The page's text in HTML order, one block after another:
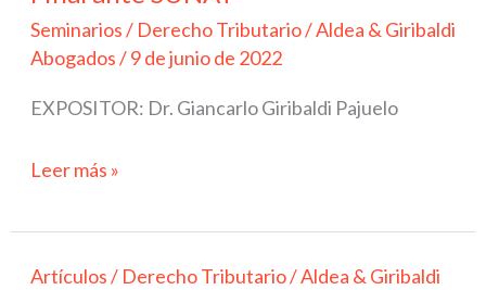
Seminarios/ Derecho Tributario/Aldea & Giribaldi
Abogados/9 de junio de 2022
EXPOSITOR: Dr. Giancarlo Giribaldi Pajuelo
Leer más »
Artículos/ Derecho Tributario/Aldea & Giribaldi
La